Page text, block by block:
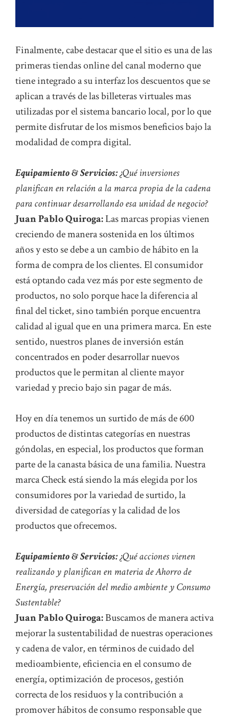
Finalmente, cabe destacar que el sitio es una de las
primeras tiendas online del canal moderno que
tiene integrado a su interfaz los descuentos que se
aplican a través de las billeteras virtuales mas
utilizadas por el sistema bancario local, por lo que
permite disfrutar de los mismos beneficios bajo la
modalidad de compra digital.
Equipamiento & Servicios:¿Qué inversiones
planifican en relación a la marca propia de la cadena
para continuar desarrollando esa unidad de negocio?
Juan Pablo Quiroga:Las marcas propias vienen
creciendo de manera sostenida en los últimos
años y esto se debe a un cambio de hábito en la
forma de compra de los clientes. El consumidor
está optando cada vez más por este segmento de
productos, no solo porque hace la diferencia al
final del ticket, sino también porque encuentra
calidad al igual que en una primera marca. En este
sentido, nuestros planes de inversión están
concentrados en poder desarrollar nuevos
productos que le permitan al cliente mayor
variedad y precio bajo sin pagar de más.
Hoy en día tenemos un surtido de más de 600
productos de distintas categorías en nuestras
góndolas, en especial, los productos que forman
parte de la canasta básica de una familia. Nuestra
marca Check está siendo la más elegida por los
consumidores por la variedad de surtido, la
diversidad de categorías y la calidad de los
productos que ofrecemos.
Equipamiento & Servicios:¿Qué acciones vienen
realizando y planifican en materia de Ahorro de
Energía, preservación del medio ambiente y Consumo
Sustentable?
Juan Pablo Quiroga:Buscamos de manera activa
mejorar la sustentabilidad de nuestras operaciones
y cadena de valor, en términos de cuidado del
medioambiente, eficiencia en el consumo de
energía, optimización de procesos, gestión
correcta de los residuos y la contribución a
promover hábitos de consumo responsable que